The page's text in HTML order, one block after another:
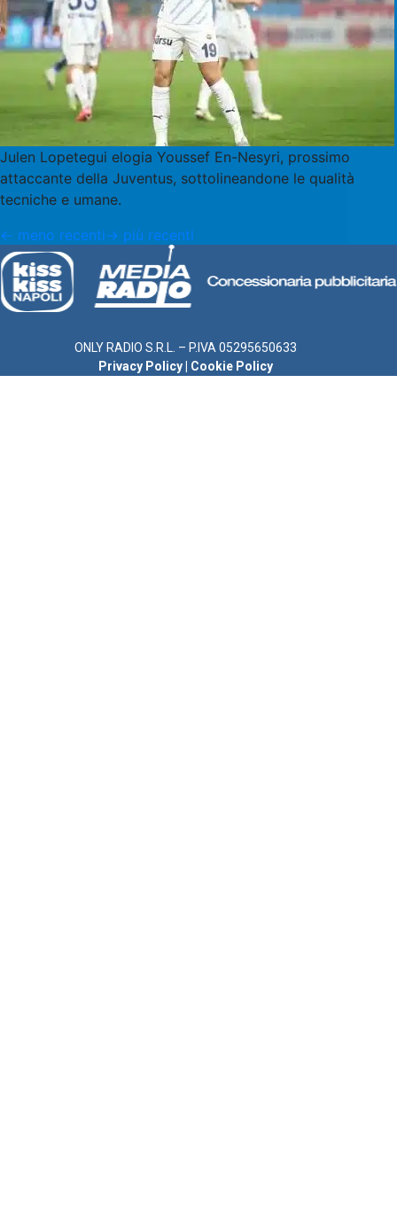
Julen Lopetegui elogia Youssef En-Nesyri, prossimo
attaccante della Juventus, sottolineandone le qualità
tecniche e umane.
← meno recenti→ più recenti
ONLY RADIO S.R.L. – P.IVA 05295650633
Privacy Policy
Cookie Policy